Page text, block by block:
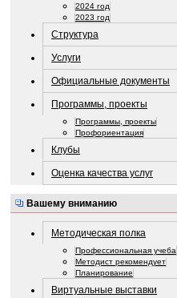
2024 год
2023 год
Структура
Услуги
Официальные документы
Программы, проекты
Программы, проекты
Профориентация
Клубы
Оценка качества услуг
Вашему вниманию
Методическая полка
Профессиональная учеба
Методист рекомендует
Планирование
Виртуальные выставки